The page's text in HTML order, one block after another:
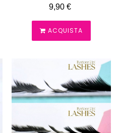
Prezzo
9,90 €
ACQUISTA